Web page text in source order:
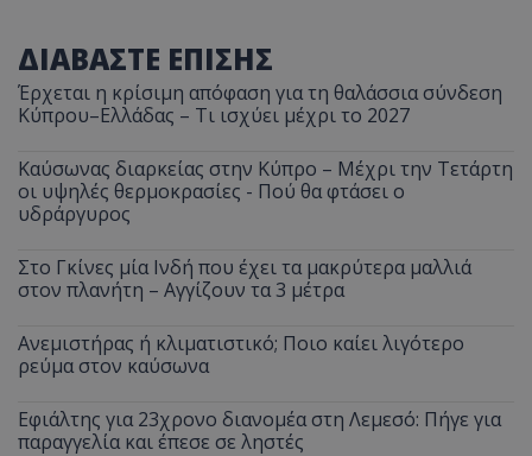
ΔΙΑΒΑΣΤΕ ΕΠΙΣΗΣ
Έρχεται η κρίσιμη απόφαση για τη θαλάσσια σύνδεση
Κύπρου–Ελλάδας – Τι ισχύει μέχρι το 2027
Καύσωνας διαρκείας στην Κύπρο – Μέχρι την Τετάρτη
οι υψηλές θερμοκρασίες - Πού θα φτάσει ο
υδράργυρος
Στο Γκίνες μία Ινδή που έχει τα μακρύτερα μαλλιά
στον πλανήτη – Αγγίζουν τα 3 μέτρα
Ανεμιστήρας ή κλιματιστικό; Ποιο καίει λιγότερο
ρεύμα στον καύσωνα
Εφιάλτης για 23χρονο διανομέα στη Λεμεσό: Πήγε για
παραγγελία και έπεσε σε ληστές